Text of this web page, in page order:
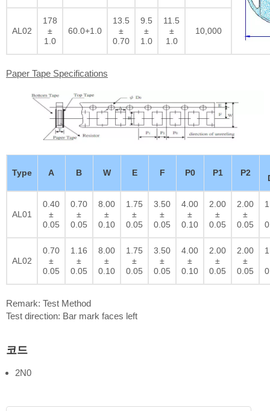
AL02
178
±
1.0
60.0+1.0
13.5
±
0.70
9.5
±
1.0
11.5
±
1.0
10,000
Paper Tape Specifications
Type A B W E F P0 P1 P2
AL01
0.40
±
0.05
0.70
±
0.05
8.00
±
0.10
1.75
±
0.05
3.50
±
0.05
4.00
±
0.10
2.00
±
0.05
2.00
±
0.05
AL02
0.70
±
0.05
1.16
±
0.05
8.00
±
0.10
1.75
±
0.05
3.50
±
0.05
4.00
±
0.10
2.00
±
0.05
2.00
±
0.05
Remark: Test Method
Test direction: Bar mark faces left
코드
2N0